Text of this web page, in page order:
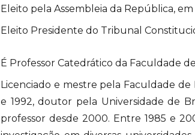
Eleito pela Assembleia da República,
Eleito Presidente do Tribunal
É Professor Catedrático da Faculdade
Licenciado e mestre pela Faculdade de
e 1992, doutor pela Universidade de
professor desde 2000. Entre 1985 e